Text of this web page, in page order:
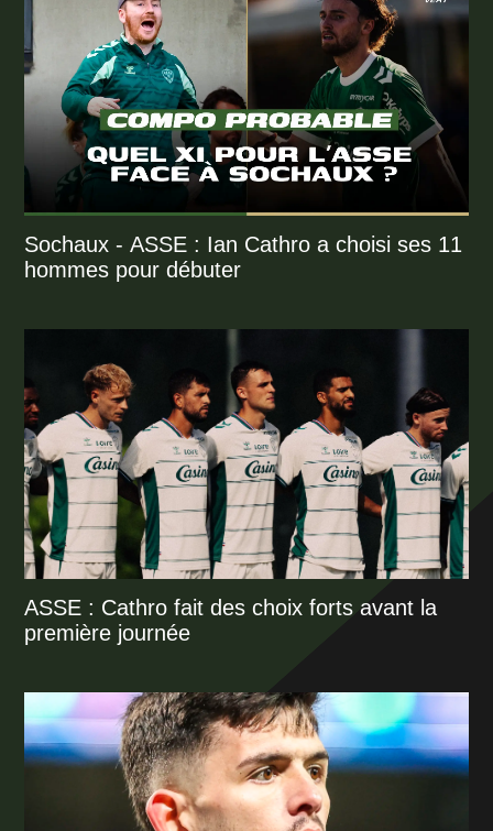
Sochaux - ASSE : Ian Cathro a choisi ses 11
hommes pour débuter
ASSE : Cathro fait des choix forts avant la
première journée